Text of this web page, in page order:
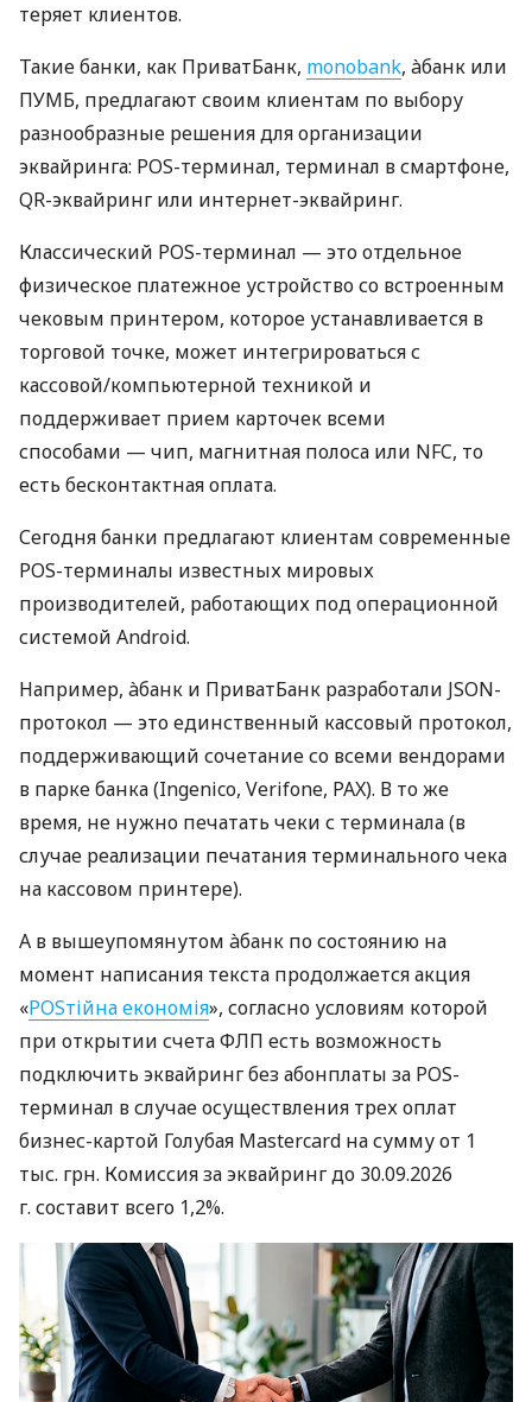
теряет клиентов.
Такие банки, как ПриватБанк, monobank, àбанк или
ПУМБ, предлагают своим клиентам по выбору
разнообразные решения для организации
эквайринга: POS-терминал, терминал в смартфоне,
QR-эквайринг или интернет-эквайринг.
Классический POS-терминал — это отдельное
физическое платежное устройство со встроенным
чековым принтером, которое устанавливается в
торговой точке, может интегрироваться с
кассовой/компьютерной техникой и
поддерживает прием карточек всеми
способами — чип, магнитная полоса или NFC, то
есть бесконтактная оплата.
Сегодня банки предлагают клиентам современные
POS-терминалы известных мировых
производителей, работающих под операционной
системой Android.
Например, àбанк и ПриватБанк разработали JSON-
протокол — это единственный кассовый протокол,
поддерживающий сочетание со всеми вендорами
в парке банка (Ingenico, Verifone, PAX). В то же
время, не нужно печатать чеки с терминала (в
случае реализации печатания терминального чека
на кассовом принтере).
А в вышеупомянутом àбанк по состоянию на
момент написания текста продолжается акция
«POSтійна економія», согласно условиям которой
при открытии счета ФЛП есть возможность
подключить эквайринг без абонплаты за POS-
терминал в случае осуществления трех оплат
бизнес-картой Голубая Mastercard на сумму от 1
тыс. грн. Комиссия за эквайринг до 30.09.2026
г. составит всего 1,2%.